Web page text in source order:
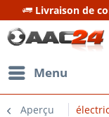
Livraison de
Menu
Aperçu